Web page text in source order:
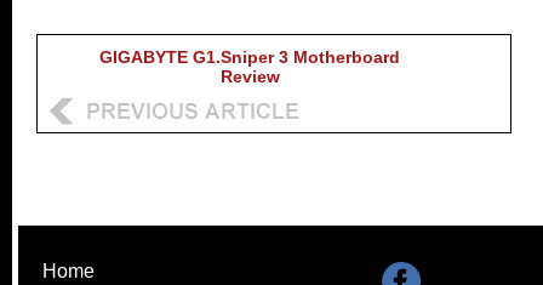
GIGABYTE G1.Sniper 3 Motherboard
Review
Home